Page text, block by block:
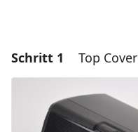
Schritt 1 Top Cover